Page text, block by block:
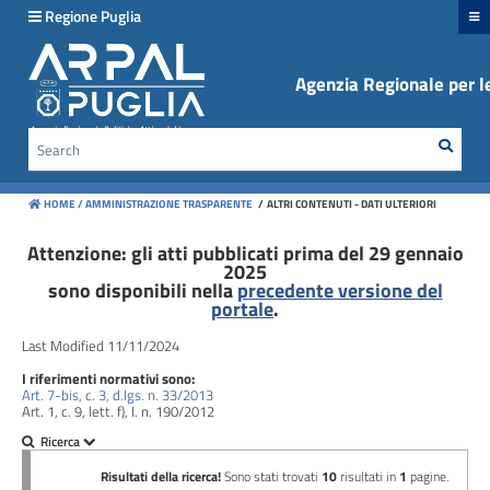
Regione Puglia
Agenzia Regionale per
HOME /AMMINISTRAZIONE TRASPARENTE / ALTRI CONTENUTI - DATI ULTERIORI
Attenzione: gli atti pubblicati prima del 29 gennaio
2025
sono disponibili nellaprecedente versione del
portale.
Last Modified 11/11/2024
I riferimenti normativi sono:
Art. 7-bis, c. 3, d.lgs. n. 33/2013
Art. 1, c. 9, lett. f), l. n. 190/2012
menu
Disposizioni
generali
Organizzazione
collaboratori
Bandi
di
concorso